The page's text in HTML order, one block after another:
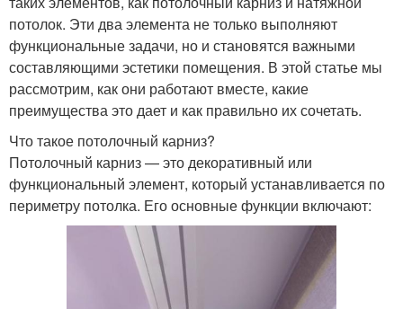
потолок. Эти два элемента не только выполняют
функциональные задачи, но и становятся важными
составляющими эстетики помещения. В этой статье мы
рассмотрим, как они работают вместе, какие
преимущества это дает и как правильно их сочетать.
Что такое потолочный карниз?
Потолочный карниз — это декоративный или
функциональный элемент, который устанавливается по
периметру потолка. Его основные функции включают: